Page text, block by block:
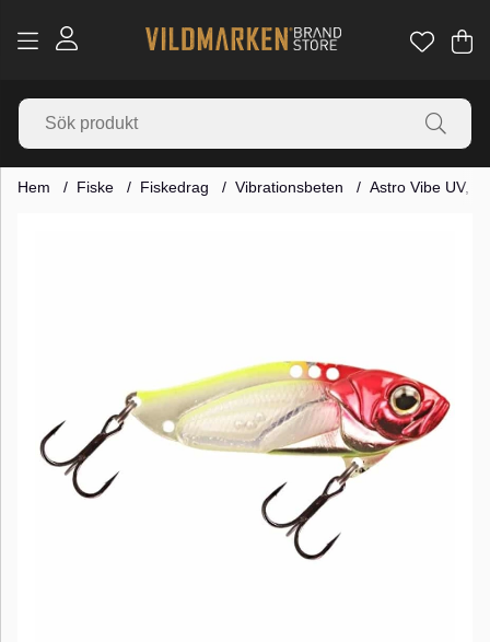
.
Hem Fiske Fiskedrag Vibrationsbeten Astro Vibe UV,